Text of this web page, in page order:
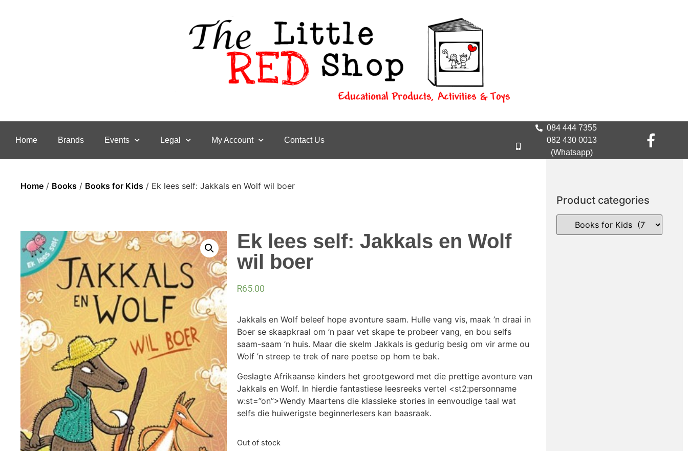
Home Brands Events Legal My Account Contact Us
084 444 7355
082 430 0013
(Whatsapp)
Home / Books / Books for Kids / Ek lees self: Jakkals en Wolf wil boer
Ek lees self: Jakkals en Wolf
wil boer
R65.00
Jakkals en Wolf beleef hope avonture saam. Hulle vang vis, maak ’n draai in
Boer se skaapkraal om ’n paar vet skape te probeer vang, en bou selfs
saam-saam ’n huis. Maar die skelm Jakkals is gedurig besig om vir arme ou
Wolf ’n streep te trek of nare poetse op hom te bak.
Geslagte Afrikaanse kinders het grootgeword met die prettige avonture van
Jakkals en Wolf. In hierdie fantastiese leesreeks vertel <st2:personname
w:st=”on”>Wendy Maartens die klassieke stories in eenvoudige taal wat
selfs die huiwerigste beginnerlesers kan baasraak.
Out of stock
Product categories